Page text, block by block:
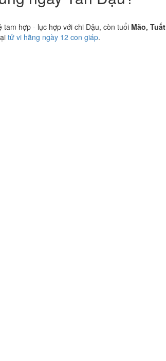
tam hợp - lục hợp với chi Dậu, còn tuổi Mão, Tuất
tử vi hằng ngày 12 con giáp.